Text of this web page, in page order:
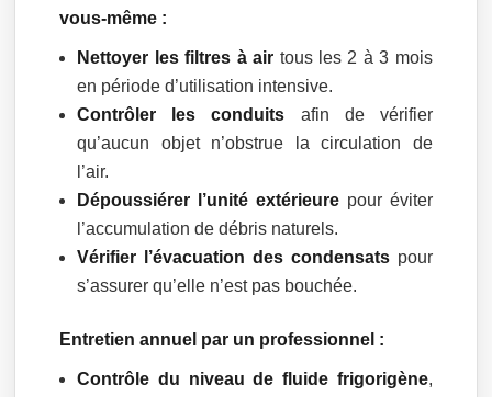
vous-même :
Nettoyer les filtres à air tous les 2 à 3 mois
en période d’utilisation intensive.
Contrôler les conduits afin de vérifier
qu’aucun objet n’obstrue la circulation de
l’air.
Dépoussiérer l’unité extérieure pour éviter
l’accumulation de débris naturels.
Vérifier l’évacuation des condensatspour
s’assurer qu’elle n’est pas bouchée.
Entretien annuel par un professionnel :
Contrôle du niveau de fluide frigorigène,